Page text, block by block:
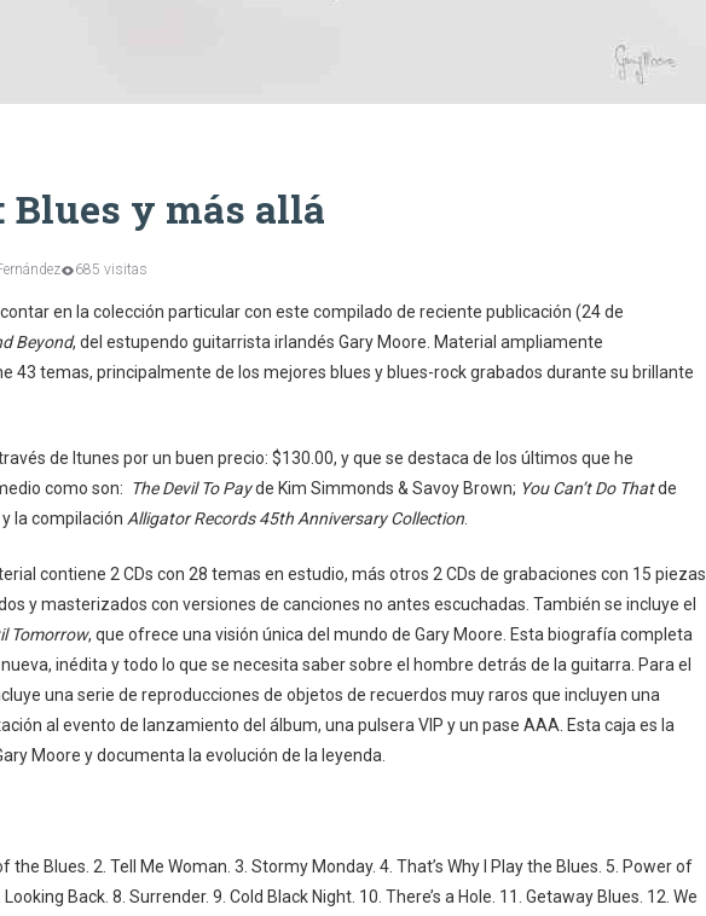
Blues y más allá
685 visitas
en la colección particular con este compilado de reciente publicación (24 de
Beyond, del estupendo guitarrista irlandés Gary Moore. Material ampliamente
43 temas, principalmente de los mejores blues y blues-rock grabados durante su brillante
de Itunes por un buen precio: $130.00, y que se destaca de los últimos que he
como son: The Devil To Payde Kim Simmonds & Savoy Brown; You Can’t Do Thatde
la compilación Alligator Records 45th Anniversary Collection
contiene 2 CDs con 28 temas en estudio, más otros 2 CDs de grabaciones con 15 piezas
y masterizados con versiones de canciones no antes escuchadas. También se incluye el
Tomorrow, que ofrece una visión única del mundo de Gary Moore. Esta biografía completa
inédita y todo lo que se necesita saber sobre el hombre detrás de la guitarra. Para el
una serie de reproducciones de objetos de recuerdos muy raros que incluyen una
al evento de lanzamiento del álbum, una pulsera VIP y un pase AAA. Esta caja es la
Moore y documenta la evolución de la leyenda.
the Blues. 2. Tell Me Woman. 3. Stormy Monday. 4. That’s Why I Play the Blues. 5. Power of
Back. 8. Surrender. 9. Cold Black Night. 10. There’s a Hole. 11. Getaway Blues. 12. We